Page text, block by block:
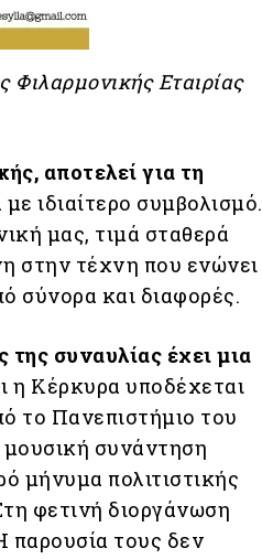
Φιλαρμονικής Εταιρίας
αποτελεί για τη
ιδιαίτερο συμβολισμό.
μας, τιμά σταθερά
στην τέχνη που ενώνει
σύνορα και διαφορές.
συναυλίας έχει μια
Κέρκυρα υποδέχεται
το Πανεπιστήμιο του
συνάντηση
μήνυμα πολιτιστικής
φετινή διοργάνωση
παρουσία τους δεν